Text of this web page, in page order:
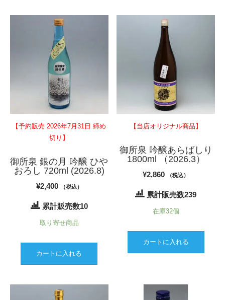
【予約販売 2026年7月31日 締め
切り】
御所泉 銀の月 吟醸 ひや
おろし 720ml (2026.8)
¥2,400 （税込）
累計販売数10
取り寄せ商品
カートに入れる
【当店オリジナル商品】
御所泉 吟醸あらばしり
1800ml （2026.3）
¥2,860 （税込）
累計販売数239
在庫32個
カートに入れる